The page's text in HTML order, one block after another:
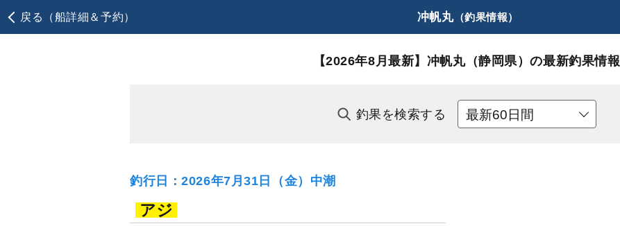
戻る（船詳細＆予約） 冲帆丸（釣果情報）
【2026年8月最新】 冲帆丸（静岡県）の最新釣果情報
釣果を検索する
釣行日：2026年7月31日（金）中潮
アジ